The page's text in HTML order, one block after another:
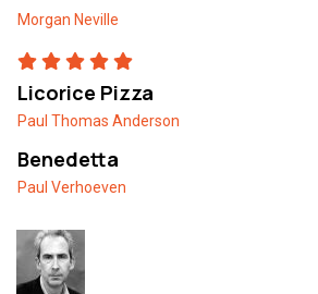
Morgan Neville
Licorice Pizza
Paul Thomas Anderson
Benedetta
Paul Verhoeven